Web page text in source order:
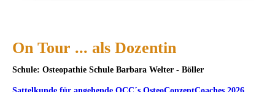
On Tour ... als Dozentin
Schule: Osteopathie Schule Barbara Welter - Böller